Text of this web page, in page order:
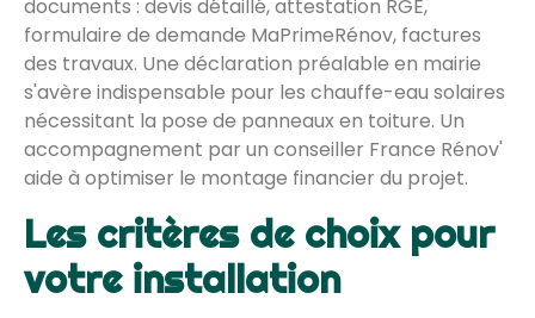
documents : devis détaillé, attestation RGE,
formulaire de demande MaPrimeRénov, factures
des travaux. Une déclaration préalable en mairie
s'avère indispensable pour les chauffe-eau solaires
nécessitant la pose de panneaux en toiture. Un
accompagnement par un conseiller France Rénov'
aide à optimiser le montage financier du projet.
Les critères de choix pour
votre installation